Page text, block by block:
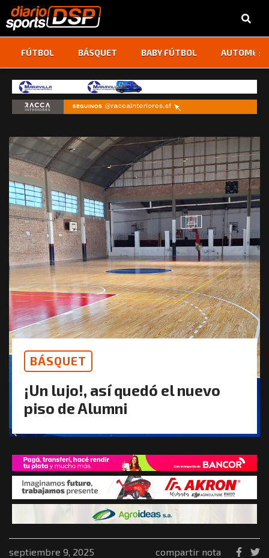
FÚTBOL BÁSQUET BABY FÚTBOL ‹ ›
BÁSQUET
¡Un lujo!, así quedó el nuevo
piso de Alumni
septiembre 9, 2025 compartir nota